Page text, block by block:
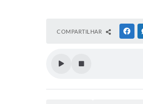
COMPARTILHAR